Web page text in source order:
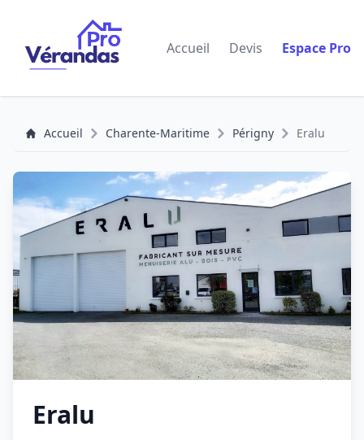
Accueil Devis Espace Pro
Accueil Charente-Maritime Périgny Eralu
Eralu